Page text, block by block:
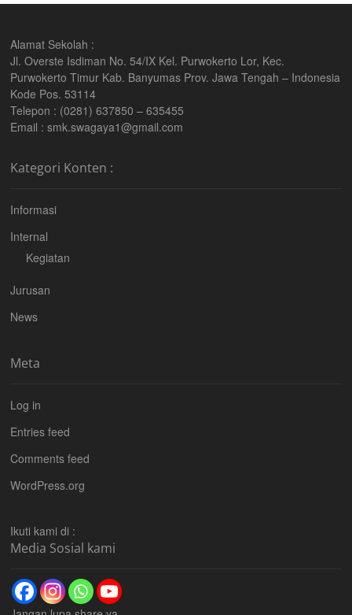
Alamat Sekolah :
Jl. Overste Isdiman No. 54/IX Kel. Purwokerto Lor, Kec.
Purwokerto Timur Kab. Banyumas Prov. Jawa Tengah – Indonesia
Kode Pos. 53114
Telepon : (0281) 637850 – 635455
Email : smk.swagaya1@gmail.com
Kategori Konten :
Informasi
Internal
Kegiatan
Jurusan
News
Meta
Log in
Entries feed
Comments feed
WordPress.org
Ikuti kami di :
Media Sosial kami